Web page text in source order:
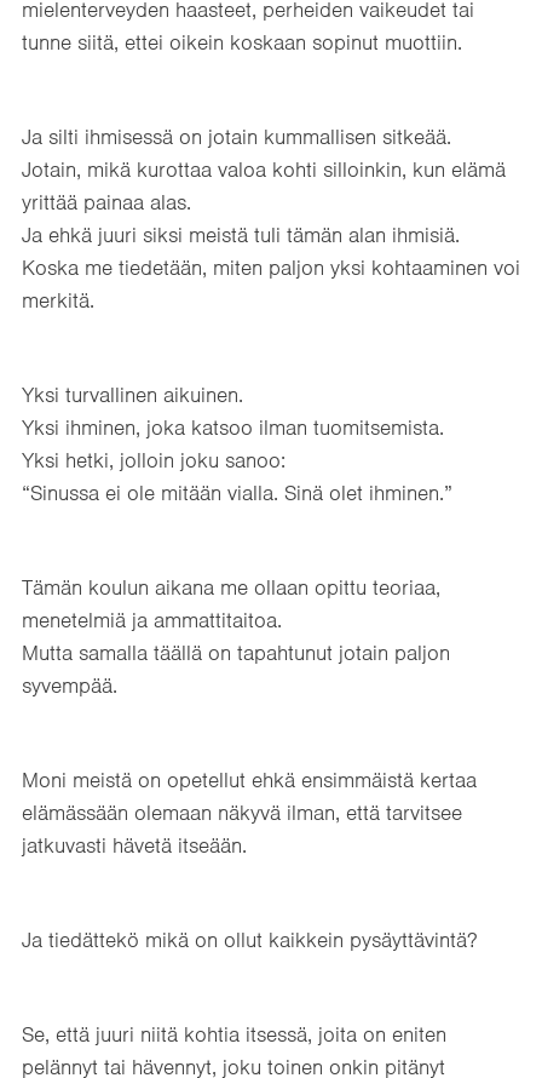
mielenterveyden haasteet, perheiden vaikeudet tai
tunne siitä, ettei oikein koskaan sopinut muottiin.
Ja silti ihmisessä on jotain kummallisen sitkeää.
Jotain, mikä kurottaa valoa kohti silloinkin, kun elämä
yrittää painaa alas.
Ja ehkä juuri siksi meistä tuli tämän alan ihmisiä.
Koska me tiedetään, miten paljon yksi kohtaaminen voi
merkitä.
Yksi turvallinen aikuinen.
Yksi ihminen, joka katsoo ilman tuomitsemista.
Yksi hetki, jolloin joku sanoo:
“Sinussa ei ole mitään vialla. Sinä olet ihminen.”
Tämän koulun aikana me ollaan opittu teoriaa,
menetelmiä ja ammattitaitoa.
Mutta samalla täällä on tapahtunut jotain paljon
syvempää.
Moni meistä on opetellut ehkä ensimmäistä kertaa
elämässään olemaan näkyvä ilman, että tarvitsee
jatkuvasti hävetä itseään.
Ja tiedättekö mikä on ollut kaikkein pysäyttävintä?
Se, että juuri niitä kohtia itsessä, joita on eniten
pelännyt tai hävennyt, joku toinen onkin pitänyt